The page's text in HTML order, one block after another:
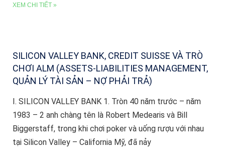
XEM CHI TIẾT »
SILICON VALLEY BANK, CREDIT SUISSE VÀ TRÒ
CHƠI ALM (ASSETS-LIABILITIES MANAGEMENT,
QUẢN LÝ TÀI SẢN – NỢ PHẢI TRẢ)
I. SILICON VALLEY BANK 1. Tròn 40 năm trước – năm
1983 – 2 anh chàng tên là Robert Medearis và Bill
Biggerstaff, trong khi chơi poker và uống rượu với nhau
tại Silicon Valley – California Mỹ, đã nảy